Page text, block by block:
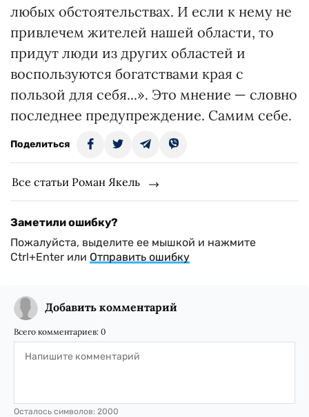
любых обстоятельствах. И если к нему не
привлечем жителей нашей области, то
придут люди из других областей и
воспользуются богатствами края с
пользой для себя...». Это мнение — словно
последнее предупреждение. Самим себе.
Поделиться
Все статьи Роман Якель
Заметили ошибку?
Пожалуйста, выделите ее мышкой и нажмите
Ctrl+Enter или Отправить ошибку
Добавить комментарий
Всего комментариев: 0
Осталось символов: 2000